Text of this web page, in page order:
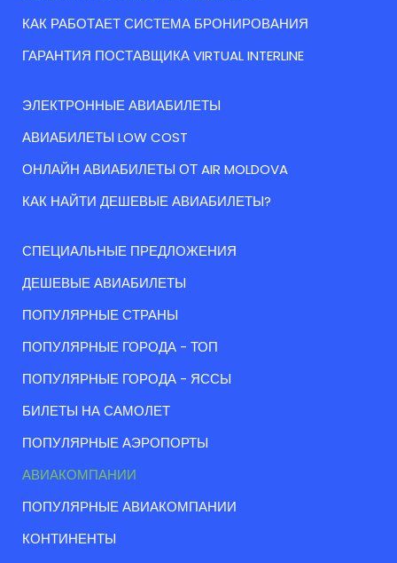
КАК РАБОТАЕТ СИСТЕМА БРОНИРОВАНИЯ
ГАРАНТИЯ ПОСТАВЩИКА VIRTUAL INTERLINE
ЭЛЕКТРОННЫЕ АВИАБИЛЕТЫ
АВИАБИЛЕТЫ LOW COST
ОНЛАЙН АВИАБИЛЕТЫ ОТ AIR MOLDOVA
КАК НАЙТИ ДЕШЕВЫЕ АВИАБИЛЕТЫ?
СПЕЦИАЛЬНЫЕ ПРЕДЛОЖЕНИЯ
ДЕШЕВЫЕ АВИАБИЛЕТЫ
ПОПУЛЯРНЫЕ СТРАНЫ
ПОПУЛЯРНЫЕ ГОРОДА - ТОП
ПОПУЛЯРНЫЕ ГОРОДА - ЯССЫ
БИЛЕТЫ НА САМОЛЕТ
ПОПУЛЯРНЫЕ АЭРОПОРТЫ
АВИАКОМПАНИИ
ПОПУЛЯРНЫЕ АВИАКОМПАНИИ
КОНТИНЕНТЫ